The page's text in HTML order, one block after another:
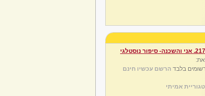
סיפור נוסטלגי
בלבד הרשם עכשיו חינם
אמיתי